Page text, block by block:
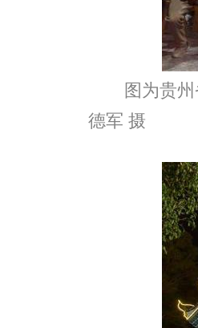
图为贵
德军 摄